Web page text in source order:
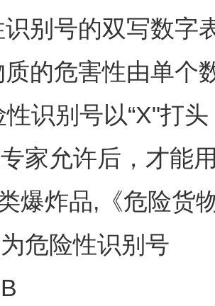
别号的双写数字
的危害性由单个
性识别号以“X"打
家允许后，才能
爆炸品,《危险货
危险性识别号